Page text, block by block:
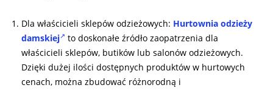
Dla właścicieli sklepów odzieżowych: Hurtownia odzieży
damskiej
to doskonałe źródło zaopatrzenia dla
właścicieli sklepów, butików lub salonów odzieżowych.
Dzięki dużej ilości dostępnych produktów w hurtowych
cenach, można zbudować różnorodną i